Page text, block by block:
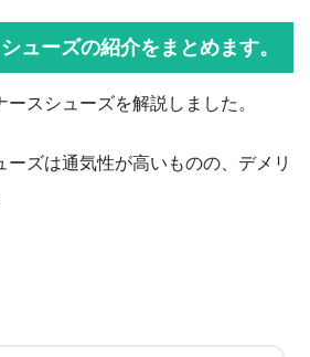
ューズの紹介をまとめます。
スシューズを解説しました。
ーズは通気性が高いものの、デメリ